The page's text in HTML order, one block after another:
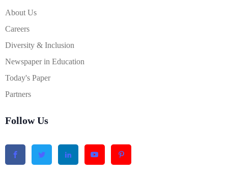
About Us
Careers
Diversity & Inclusion
Newspaper in Education
Today's Paper
Partners
Follow Us